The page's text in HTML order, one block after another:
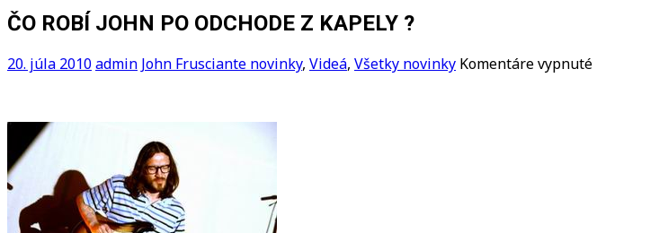
ČO ROBÍ JOHN PO ODCHODE Z KAPELY ?
20. júla 2010admin John Frusciante novinky, Videá, Všetky novinky Komentáre vypnuténa